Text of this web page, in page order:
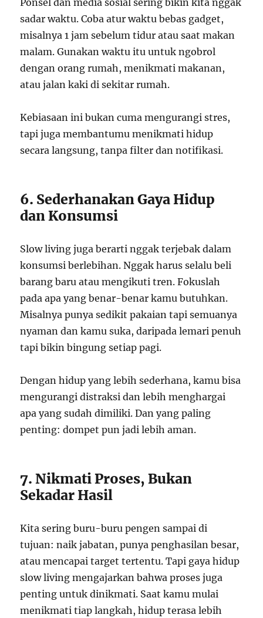
sadar waktu. Coba atur waktu bebas gadget,
misalnya 1 jam sebelum tidur atau saat makan
malam. Gunakan waktu itu untuk ngobrol
dengan orang rumah, menikmati makanan,
atau jalan kaki di sekitar rumah.
Kebiasaan ini bukan cuma mengurangi stres,
tapi juga membantumu menikmati hidup
secara langsung, tanpa filter dan notifikasi.
6. Sederhanakan Gaya Hidup
dan Konsumsi
Slow living juga berarti nggak terjebak dalam
konsumsi berlebihan. Nggak harus selalu beli
barang baru atau mengikuti tren. Fokuslah
pada apa yang benar-benar kamu butuhkan.
Misalnya punya sedikit pakaian tapi semuanya
nyaman dan kamu suka, daripada lemari penuh
tapi bikin bingung setiap pagi.
Dengan hidup yang lebih sederhana, kamu bisa
mengurangi distraksi dan lebih menghargai
apa yang sudah dimiliki. Dan yang paling
penting: dompet pun jadi lebih aman.
7. Nikmati Proses, Bukan
Sekadar Hasil
Kita sering buru-buru pengen sampai di
tujuan: naik jabatan, punya penghasilan besar,
atau mencapai target tertentu. Tapi gaya hidup
slow living mengajarkan bahwa proses juga
penting untuk dinikmati. Saat kamu mulai
menikmati tiap langkah, hidup terasa lebih